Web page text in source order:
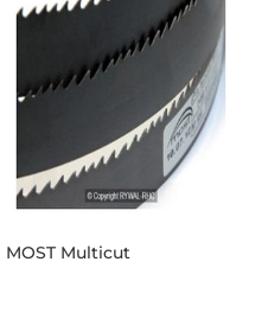
MOST Multicut